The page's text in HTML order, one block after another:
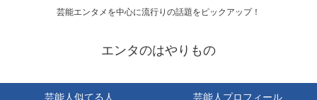
芸能エンタメを中心に流行りの話題をピックアップ！
エンタのはやりもの
芸能人似てる人 芸能人プロフィール